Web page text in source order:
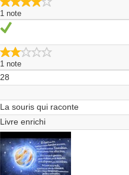
1 note
Oui
1 note
28
La souris qui raconte
Livre enrichi